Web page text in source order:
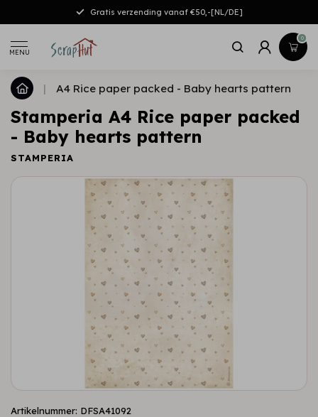
Gratis verzending vanaf €50,-[NL/DE]
MENU
0
| A4 Rice paper packed - Baby hearts pattern
Stamperia A4 Rice paper packed
- Baby hearts pattern
STAMPERIA
Artikelnummer: DFSA41092